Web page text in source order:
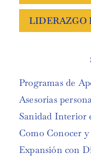
LIDERAZGO
Programas de
Asesorías
Sanidad Interior
Como Conocer
Expansión con